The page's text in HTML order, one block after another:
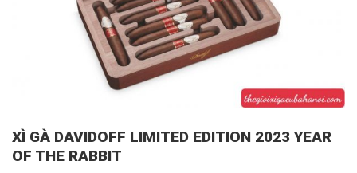
XÌ GÀ DAVIDOFF LIMITED EDITION 2023 YEAR
OF THE RABBIT